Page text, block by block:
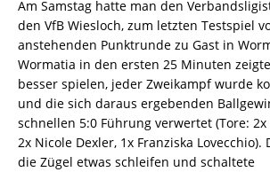
Am Samstag hatte man den
den VfB Wiesloch, zum letzten Testspiel
anstehenden Punktrunde zu Gast in
Wormatia in den ersten 25 Minuten
besser spielen, jeder Zweikampf wurde
und die sich daraus ergebenden
schnellen 5:0 Führung verwertet (Tore:
2x Nicole Dexler, 1x Franziska Lovecchio).
die Zügel etwas schleifen und schaltete